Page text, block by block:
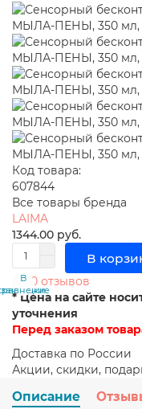
Код товара:
607844
Все товары бренда
LAIMA
1344.00 руб.
В
В
закладки
В 0 отзывов
* Цена на сайте
уточнения
Перед заказом
Доставка по России
Акции, скидки,
Описание